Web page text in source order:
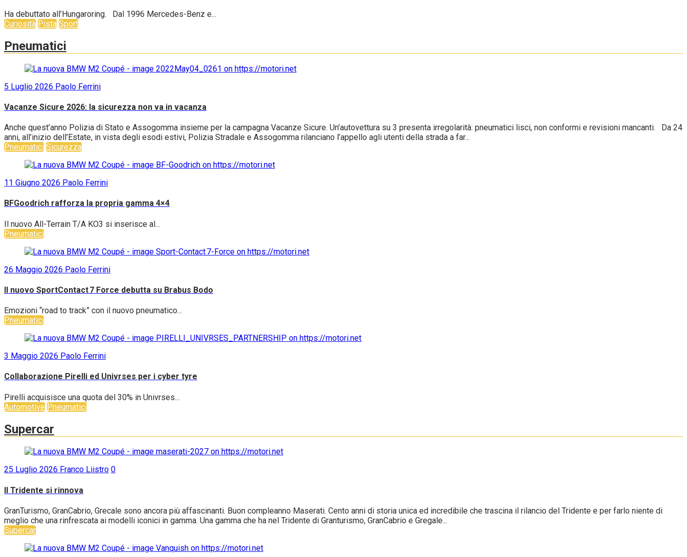
Ha debuttato all’Hungaroring. Dal 1996 Mercedes-Benz e...
Curiosità Pista Sport
Pneumatici
5 Luglio 2026 Paolo Ferrini
Vacanze Sicure 2026: la sicurezza non va in vacanza
Anche quest’anno Polizia di Stato e Assogomma insieme per la campagna Vacanze Sicure. Un’autovettura su 3 presenta irregolarità: pneumatici lisci, non conformi e revisioni mancanti. Da 24
anni, all’inizio dell’Estate, in vista degli esodi estivi, Polizia Stradale e Assogomma rilanciano l’appello agli utenti della strada a far...
Pneumatici Sicurezza
11 Giugno 2026 Paolo Ferrini
BFGoodrich rafforza la propria gamma 4×4
Il nuovo All-Terrain T/A KO3 si inserisce al...
Pneumatici
26 Maggio 2026 Paolo Ferrini
Il nuovo SportContact 7 Force debutta su Brabus Bodo
Emozioni “road to track” con il nuovo pneumatico...
Pneumatici
3 Maggio 2026 Paolo Ferrini
Collaborazione Pirelli ed Univrses per i cyber tyre
Pirelli acquisisce una quota del 30% in Univrses...
Automotive Pneumatici
Supercar
25 Luglio 2026 Franco Liistro 0
Il Tridente si rinnova
GranTurismo, GranCabrio, Grecale sono ancora più affascinanti. Buon compleanno Maserati. Cento anni di storia unica ed incredibile che trascina il rilancio del Tridente e per farlo niente di
meglio che una rinfrescata ai modelli iconici in gamma. Una gamma che ha nel Tridente di Granturismo, GranCabrio e Gregale...
Supercar